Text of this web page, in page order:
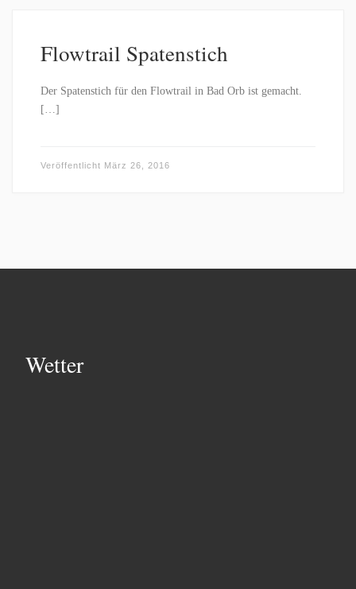
Flowtrail Spatenstich
Der Spatenstich für den Flowtrail in Bad Orb ist gemacht.
[…]
Veröffentlicht März 26, 2016
Wetter